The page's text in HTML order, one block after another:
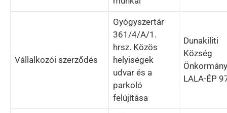
Vállalkozói szerződés
Gyógyszertár
361/4/A/1.
hrsz. Közös
helyiségek
udvar és a
parkoló
felújítása
Dunakiliti
Község
LALA-ÉP